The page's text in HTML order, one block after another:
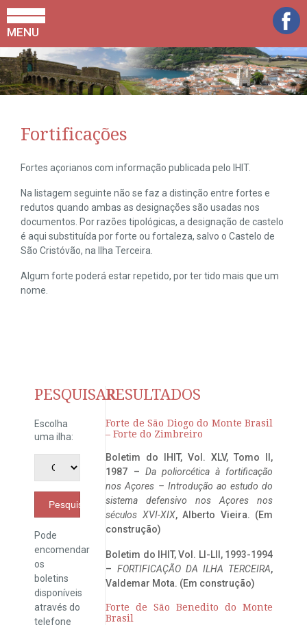
MENU
Fortificações
Fortes açorianos com informação publicada pelo IHIT.
Na listagem seguinte não se faz a distinção entre fortes e
redutos quando ambas as designações são usadas nos
documentos. Por razões tipológicas, a designação de castelo
é aqui substituída por forte ou fortaleza, salvo o Castelo de
São Cristóvão, na Ilha Terceira.
Algum forte poderá estar repetido, por ter tido mais que um
nome.
PESQUISAR
Escolha
uma ilha:
Pesquisar
Pode
encomendar
os
boletins
disponíveis
através do
telefone
RESULTADOS
Forte de São Diogo do Monte Brasil
– Forte do Zimbreiro
Boletim do IHIT, Vol. XLV, Tomo II,
1987 – Da poliorcética à fortificação
nos Açores – Introdução ao estudo do
sistema defensivo nos Açores nos
séculos XVI-XIX, Alberto Vieira. (Em
construção)
Boletim do IHIT, Vol. LI-LII, 1993-1994
– FORTIFICAÇÃO DA ILHA TERCEIRA,
Valdemar Mota. (Em construção)
Forte de São Benedito do Monte
Brasil